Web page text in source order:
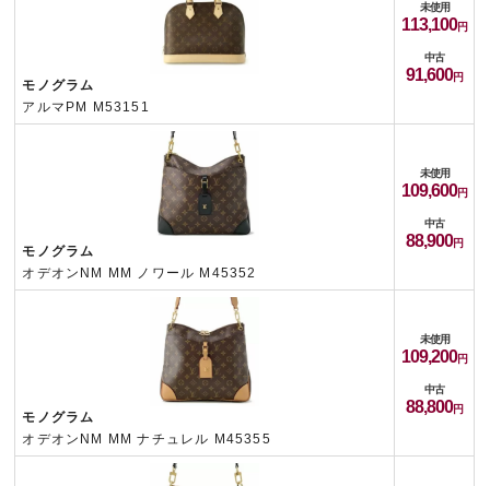
モノグラム
アルマPM M53151
未使用
113,100
中古
91,600
モノグラム
オデオンNM MM ノワール M45352
未使用
109,600
中古
88,900
モノグラム
オデオンNM MM ナチュレル M45355
未使用
109,200
中古
88,800